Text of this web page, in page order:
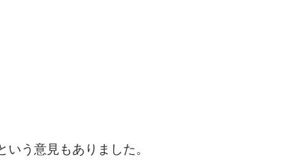
う意見もありました。